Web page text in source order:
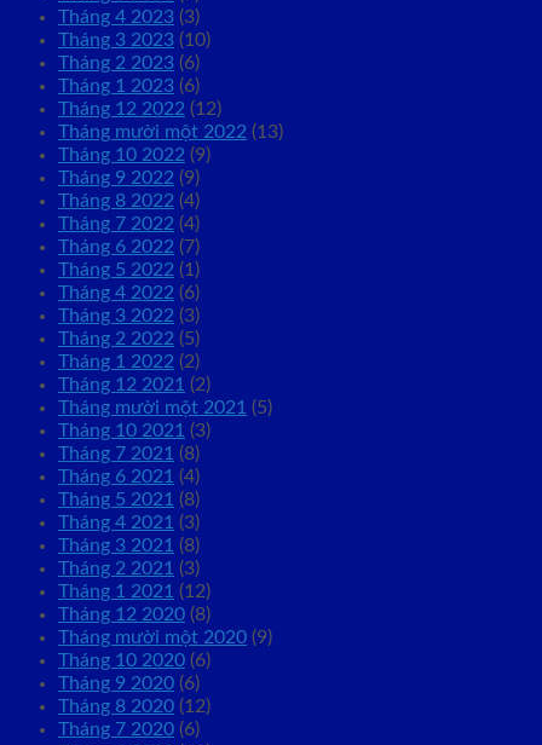
Tháng 4 2023 (3)
Tháng 3 2023 (10)
Tháng 2 2023 (6)
Tháng 1 2023 (6)
Tháng 12 2022 (12)
Tháng mười một 2022 (13)
Tháng 10 2022 (9)
Tháng 9 2022 (9)
Tháng 8 2022 (4)
Tháng 7 2022 (4)
Tháng 6 2022 (7)
Tháng 5 2022 (1)
Tháng 4 2022 (6)
Tháng 3 2022 (3)
Tháng 2 2022 (5)
Tháng 1 2022 (2)
Tháng 12 2021 (2)
Tháng mười một 2021 (5)
Tháng 10 2021 (3)
Tháng 7 2021 (8)
Tháng 6 2021 (4)
Tháng 5 2021 (8)
Tháng 4 2021 (3)
Tháng 3 2021 (8)
Tháng 2 2021 (3)
Tháng 1 2021 (12)
Tháng 12 2020 (8)
Tháng mười một 2020 (9)
Tháng 10 2020 (6)
Tháng 9 2020 (6)
Tháng 8 2020 (12)
Tháng 7 2020 (6)